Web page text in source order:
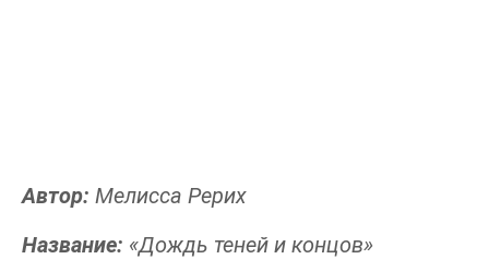
Автор: Мелисса Рерих
Название: «Дождь теней и концов»